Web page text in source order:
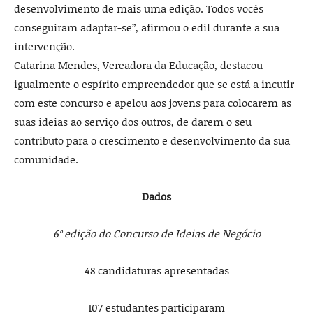
desenvolvimen­to de mais uma edição. Todos vocês
conseguiram adaptar­-se”, afirmou o edil durante a sua
intervenção.
Catarina Mendes, Verea­dora da Educação, destacou
igualmente o espírito em­preendedor que se está a in­cutir
com este concurso e apelou aos jovens para colo­carem as
suas ideias ao servi­ço dos outros, de darem o seu
contributo para o crescimen­to e desenvolvimento da sua
comunidade.
Dados
6º edição do Concurso de Ideias de Negócio
48 candidaturas apresentadas
107 estudantes participaram